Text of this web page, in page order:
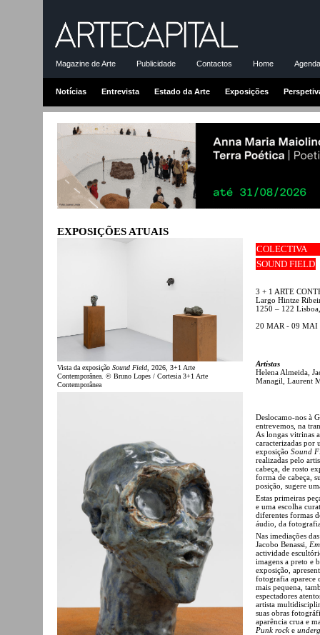
Magazine de Arte Publicidade Contactos Home
Notícias Entrevista Estado da Arte Exposições
EXPOSIÇÕES ATUAIS
Vista da exposição Sound Field, 2026, 3+1 Arte
Contemporânea. © Bruno Lopes / Cortesia 3+1 Arte
Contemporânea
COLECTIVA
SOUND FIELD
3 + 1 ARTE
Largo Hintze
1250 – 122
20 MAR - 09 MAI
Artistas
Helena Almeida,
Managil, Laurent
Deslocamo-nos à
entrevemos, na
As longas vitrinas
caracterizadas por
exposição Sound
realizadas pelo
cabeça, de rosto
forma de cabeça,
posição, sugere
Estas primeiras
e uma escolha
diferentes formas
áudio, da
Nas imediações
Jacobo Benassi,
actividade
imagens a preto e
exposição,
fotografia aparece
mais pequena,
espectadores
artista
suas obras
aparência crua e
Punk rock e